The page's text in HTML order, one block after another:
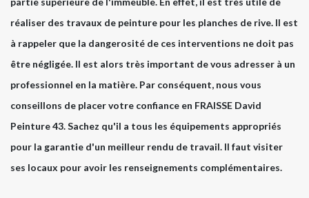
réaliser des travaux de peinture pour les planches de rive. Il est
à rappeler que la dangerosité de ces interventions ne doit pas
être négligée. Il est alors très important de vous adresser à un
professionnel en la matière. Par conséquent, nous vous
conseillons de placer votre confiance en FRAISSE David
Peinture 43. Sachez qu'il a tous les équipements appropriés
pour la garantie d'un meilleur rendu de travail. Il faut visiter
ses locaux pour avoir les renseignements complémentaires.